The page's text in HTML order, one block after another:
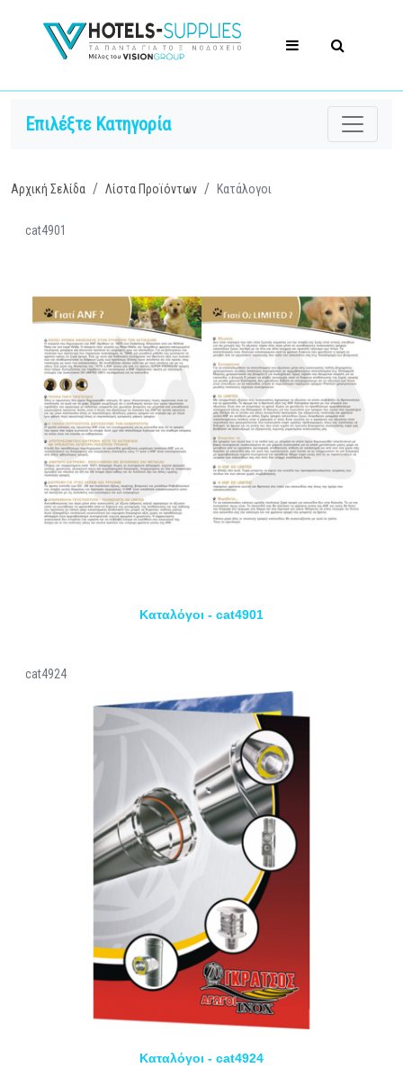
Επιλέξτε Κατηγορία
Αρχική Σελίδα Λίστα Προϊόντων Κατάλογοι
cat4901
Καταλόγοι - cat4901
cat4924
Καταλόγοι - cat4924